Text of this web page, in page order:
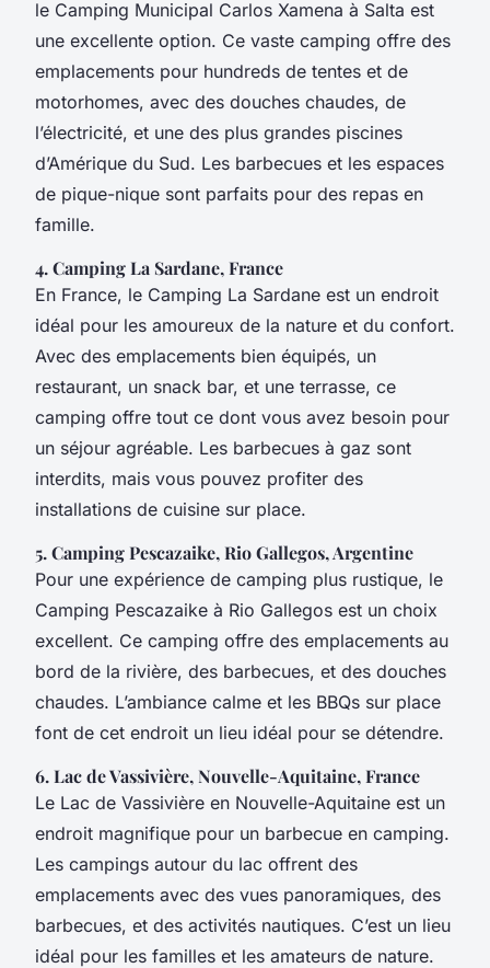
le Camping Municipal Carlos Xamena à Salta est
une excellente option. Ce vaste camping offre des
emplacements pour hundreds de tentes et de
motorhomes, avec des douches chaudes, de
l’électricité, et une des plus grandes piscines
d’Amérique du Sud. Les barbecues et les espaces
de pique-nique sont parfaits pour des repas en
famille.
4. Camping La Sardane, France
En France, le Camping La Sardane est un endroit
idéal pour les amoureux de la nature et du confort.
Avec des emplacements bien équipés, un
restaurant, un snack bar, et une terrasse, ce
camping offre tout ce dont vous avez besoin pour
un séjour agréable. Les barbecues à gaz sont
interdits, mais vous pouvez profiter des
installations de cuisine sur place.
5. Camping Pescazaike, Rio Gallegos, Argentine
Pour une expérience de camping plus rustique, le
Camping Pescazaike à Rio Gallegos est un choix
excellent. Ce camping offre des emplacements au
bord de la rivière, des barbecues, et des douches
chaudes. L’ambiance calme et les BBQs sur place
font de cet endroit un lieu idéal pour se détendre.
6. Lac de Vassivière, Nouvelle-Aquitaine, France
Le Lac de Vassivière en Nouvelle-Aquitaine est un
endroit magnifique pour un barbecue en camping.
Les campings autour du lac offrent des
emplacements avec des vues panoramiques, des
barbecues, et des activités nautiques. C’est un lieu
idéal pour les familles et les amateurs de nature.